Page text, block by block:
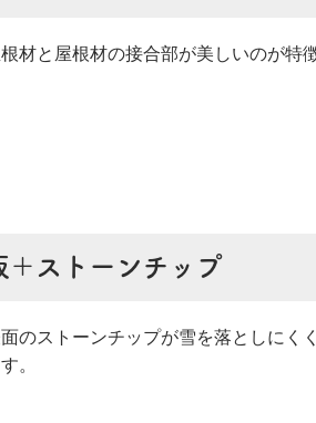
材と屋根材の接合部が美しいのが特徴
ストーンチップ
のストーンチップが雪を落としにく
。